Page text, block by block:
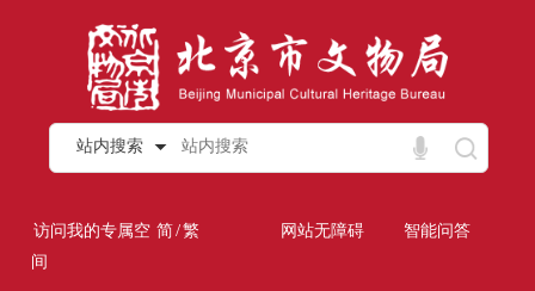
站内搜索
访问我的专属空
间
简/繁 网站无障碍 智能问答